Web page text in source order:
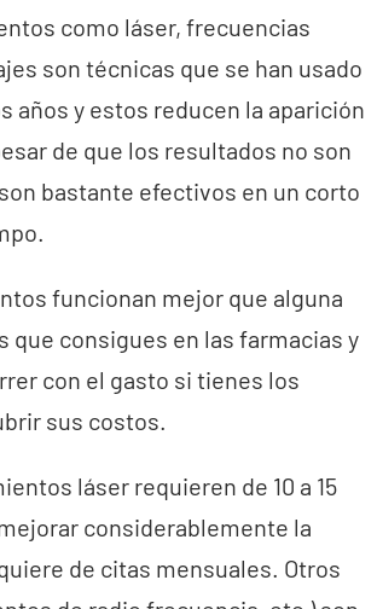
como láser, frecuencias
son técnicas que se han usado
años y estos reducen la aparición
de que los resultados no son
bastante efectivos en un corto
funcionan mejor que alguna
que consigues en las farmacias y
con el gasto si tienes los
sus costos.
láser requieren de 10 a 15
considerablemente la
de citas mensuales. Otros